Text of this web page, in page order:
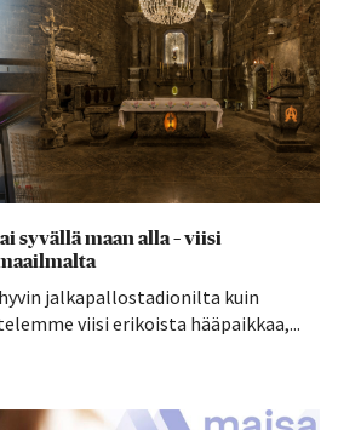
syvällä maan alla – viisi
jalkapallostadionilta kuin
viisi erikoista hääpaikkaa,...